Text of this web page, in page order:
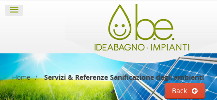
Home Servizi & Referenze Sanificazione degli ambienti
Back